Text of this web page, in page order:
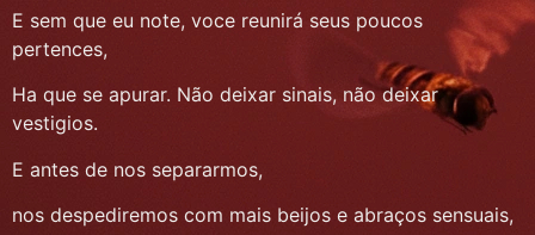
E sem que eu note, voce reunirá seus poucos
pertences,
Ha que se apurar. Não deixar sinais, não deixar
vestigios.
E antes de nos separarmos,
nos despediremos com mais beijos e abraços sensuais,